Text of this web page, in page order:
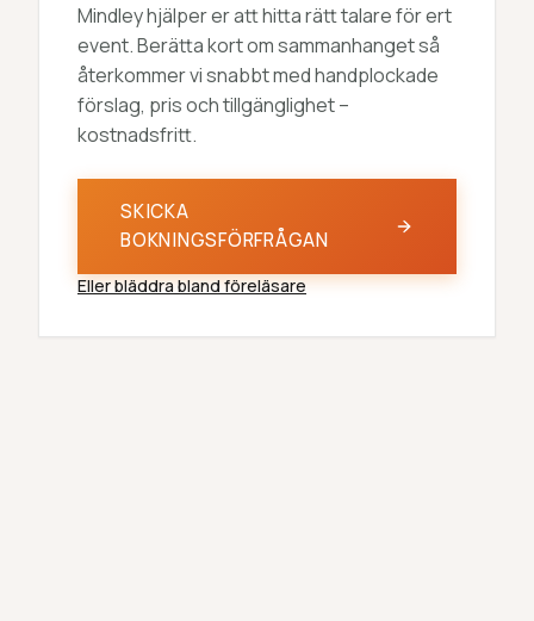
Mindley hjälper er att hitta rätt talare för ert
event. Berätta kort om sammanhanget så
återkommer vi snabbt med handplockade
förslag, pris och tillgänglighet –
kostnadsfritt.
SKICKA
BOKNINGSFÖRFRÅGAN
Eller bläddra bland föreläsare